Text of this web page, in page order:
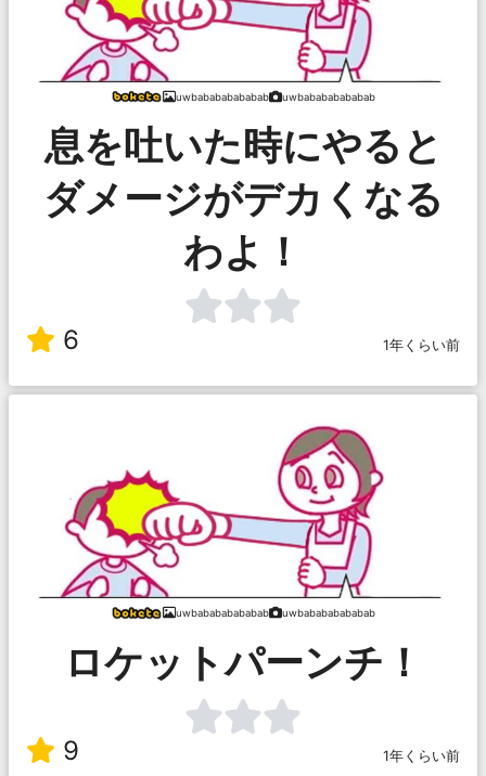
uwbabababababab uwbabababababab
息を吐いた時にやると
ダメージがデカくなる
わよ！
6 1年くらい前
uwbabababababab uwbabababababab
ロケットパーンチ！
9 1年くらい前